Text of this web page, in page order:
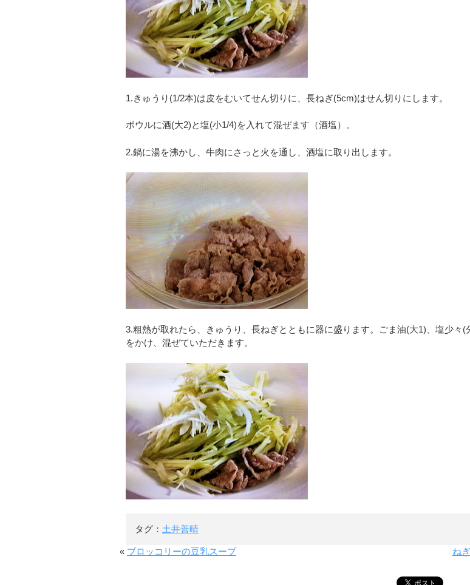
1.きゅうり(1/2本)は皮をむいてせん切りに、長ねぎ(5cm)はせん切りにします。
ボウルに酒(大2)と塩(小1/4)を入れて混ぜます（酒塩）。
2.鍋に湯を沸かし、牛肉にさっと火を通し、酒塩に取り出します。
3.粗熱が取れたら、きゅうり、長ねぎとともに器に盛ります。ごま油(大1)、塩少々(
をかけ、混ぜていただきます。
タグ： 土井善晴
« ブロッコリーの豆乳スープ ね